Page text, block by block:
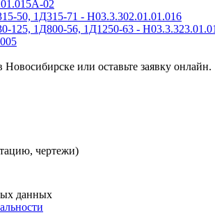
02
50, 1Д315-71 - Н03.3.302.01.01.016
125, 1Д800-56, 1Д1250-63 -
Новосибирске или оставьте заявку онлайн.
чертежи)
данных